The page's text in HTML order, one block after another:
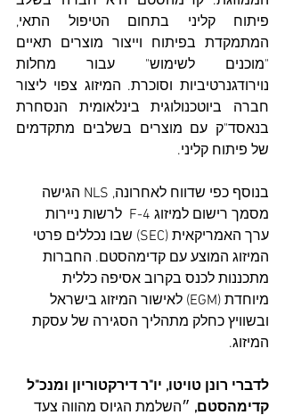
של פיתוח קליני.
בנוסף כפי שדווח לאחרונה, NLS הגישה
מסמך רישום למיזוג F-4  לרשות ניירות
ערך האמריקאית (SEC) שבו נכללים פרטי
המיזוג המוצע עם קדימהסטם. החברות
מתכננות לכנס בקרוב אסיפה כללית
מיוחדת (EGM) לאישור המיזוג בישראל
ובשוויץ כחלק מתהליך הסגירה של עסקת
המיזוג.
לדברי רונן טויטו, יו"ר דירקטוריון ומנכ"ל
קדימהסטם, ״השלמת הגיוס מהווה צעד